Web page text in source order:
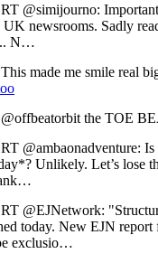
RT @simijourno:
newsrooms. Sadly
N…
This made me smile real
@offbeatorbit the TOE
RT @ambaonadventure:
Unlikely. Let’s lose
RT @EJNetwork:
today. New EJN
exclusio…